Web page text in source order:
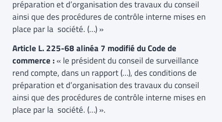
préparation et d’organisation des travaux du conseil
ainsi que des procédures de contrôle interne mises en
place par la société. (…) »
Article L. 225-68 alinéa 7 modifié du Code de
commerce :« le président du conseil de surveillance
rend compte, dans un rapport (…), des conditions de
préparation et d’organisation des travaux du conseil
ainsi que des procédures de contrôle interne mises en
place par la société. (…) ».